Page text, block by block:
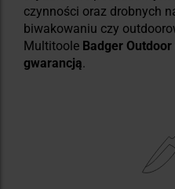
czynności oraz drobnych
biwakowaniu czy
Multitoole Badger Outdoor
gwarancją.